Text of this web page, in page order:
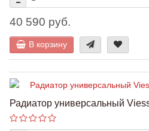
40 590 руб.
В корзину
Радиатор универсальный